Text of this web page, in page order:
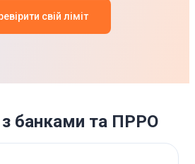
свій ліміт
з банками та ПРРО